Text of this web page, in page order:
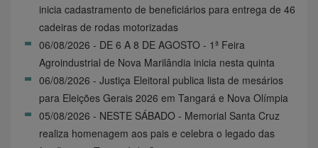
inicia cadastramento de beneficiários para entrega de 46
cadeiras de rodas motorizadas
06/08/2026 - DE 6 A 8 DE AGOSTO - 1ª Feira
Agroindustrial de Nova Marilândia inicia nesta quinta
06/08/2026 - Justiça Eleitoral publica lista de mesários
para Eleições Gerais 2026 em Tangará e Nova Olímpia
05/08/2026 - NESTE SÁBADO - Memorial Santa Cruz
realiza homenagem aos pais e celebra o legado das